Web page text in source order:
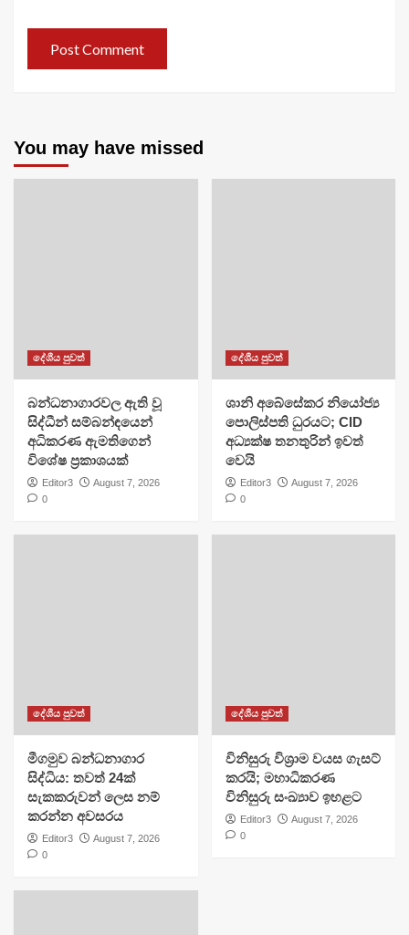
You may have missed
දේශීය පුවත්
බන්ධනාගාරවල ඇති වූ
සිද්ධීන් සම්බන්ඳයෙන්
අධිකරණ ඇමතිගෙන්
විශේෂ ප්‍රකාශයක්
Editor3
August 7, 2026
0
දේශීය පුවත්
ශානි අබේසේකර නියෝජ්‍ය
පොලිස්පති ධුරයට; CID
අධ්‍යක්ෂ තනතුරින් ඉවත්
වෙයි
Editor3
August 7, 2026
0
දේශීය පුවත්
මීගමුව බන්ධනාගාර
සිද්ධිය: තවත් 24ක්
සැකකරුවන් ලෙස නම්
කරන්න අවසරය
Editor3
August 7, 2026
0
දේශීය පුවත්
විනිසුරු විශ්‍රාම වයස ගැසට්
කරයි; මහාධිකරණ
විනිසුරු සංඛ්‍යාව ඉහළට
Editor3
August 7, 2026
0